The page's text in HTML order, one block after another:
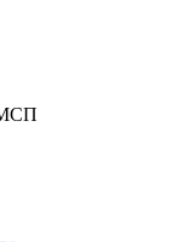
МСП